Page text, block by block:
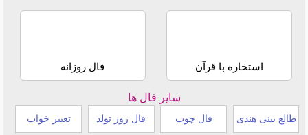
استخاره با قرآن فال روزانه
سایر فال ها
طالع بینی هندی فال چوب فال روز تولد تعبیر خواب